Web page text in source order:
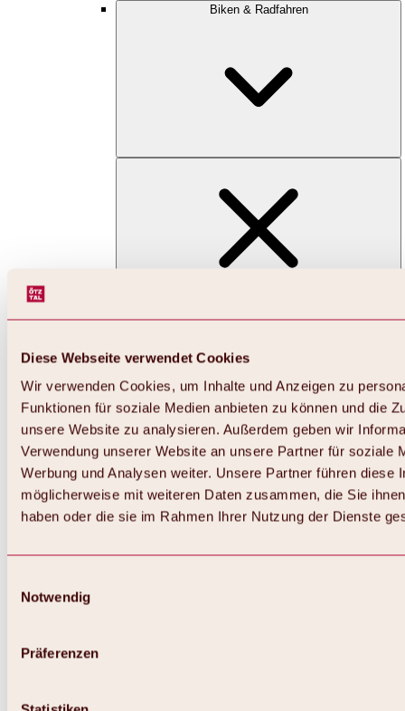
Diese Webseite verwendet Cookies
Wir verwenden Cookies, um Inhalte und Anzeigen zu
Funktionen für soziale Medien anbieten zu können und die
unsere Website zu analysieren. Außerdem geben wir
Verwendung unserer Website an unsere Partner für soziale
Werbung und Analysen weiter. Unsere Partner führen diese
möglicherweise mit weiteren Daten zusammen, die Sie
haben oder die sie im Rahmen Ihrer Nutzung der Dienste
Notwendig
Präferenzen
Biken & Radfahren